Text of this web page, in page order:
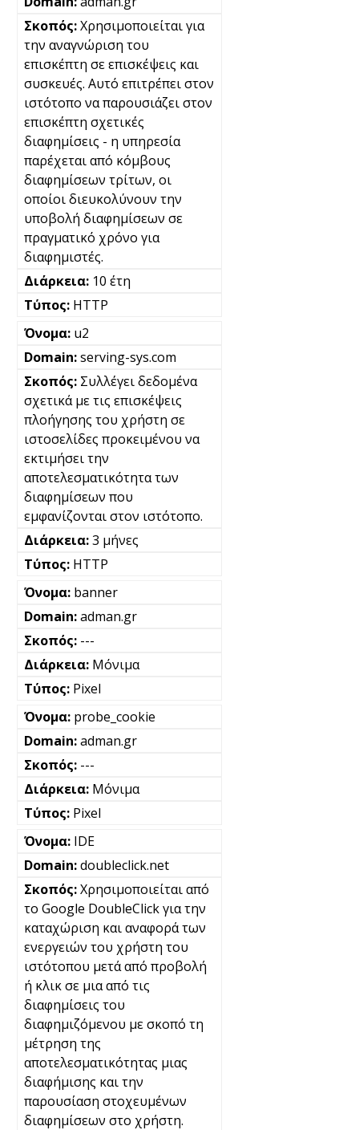
Χρησιμοποιείται για
την αναγνώριση του
επισκέπτη σε επισκέψεις και
συσκευές. Αυτό επιτρέπει στον
ιστότοπο να παρουσιάζει στον
επισκέπτη σχετικές
διαφημίσεις - η υπηρεσία
παρέχεται από κόμβους
διαφημίσεων τρίτων, οι
οποίοι διευκολύνουν την
υποβολή διαφημίσεων σε
πραγματικό χρόνο για
διαφημιστές.
10 έτη
HTTP
u2
serving-sys.com
Συλλέγει δεδομένα
σχετικά με τις επισκέψεις
πλοήγησης του χρήστη σε
ιστοσελίδες προκειμένου να
εκτιμήσει την
αποτελεσματικότητα των
διαφημίσεων που
εμφανίζονται στον ιστότοπο.
3 μήνες
HTTP
banner
adman.gr
---
Μόνιμα
Pixel
probe_cookie
adman.gr
---
Μόνιμα
Pixel
IDE
doubleclick.net
Χρησιμοποιείται από
το Google DoubleClick για την
καταχώριση και αναφορά των
ενεργειών του χρήστη του
ιστότοπου μετά από προβολή
ή κλικ σε μια από τις
διαφημίσεις του
διαφημιζόμενου με σκοπό τη
μέτρηση της
αποτελεσματικότητας μιας
διαφήμισης και την
παρουσίαση στοχευμένων
διαφημίσεων στο χρήστη.